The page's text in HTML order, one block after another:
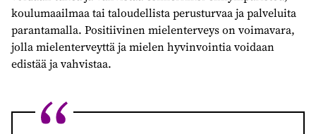
koulumaailmaa tai taloudellista perusturvaa ja palveluita
parantamalla. Positiivinen mielenterveys on voimavara,
jolla mielenterveyttä ja mielen hyvinvointia voidaan
edistää ja vahvistaa.